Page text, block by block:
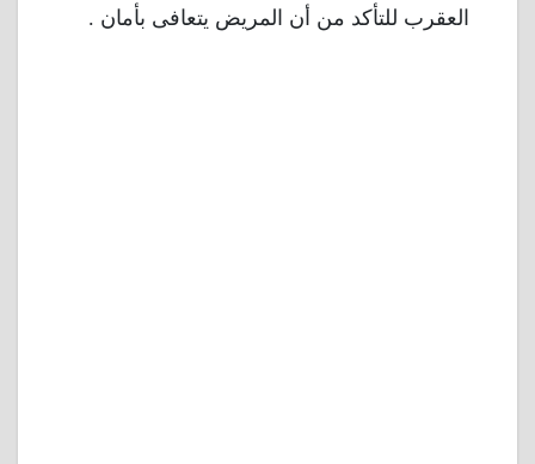
العقرب للتأكد من أن المريض يتعافى بأمان .